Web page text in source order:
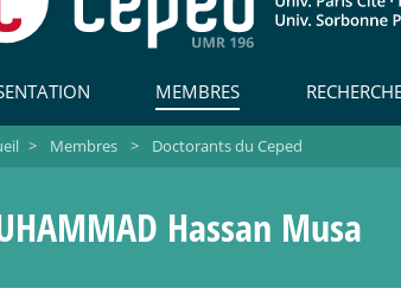
MEMBRES
> Membres > Doctorants du Ceped
Hassan Musa